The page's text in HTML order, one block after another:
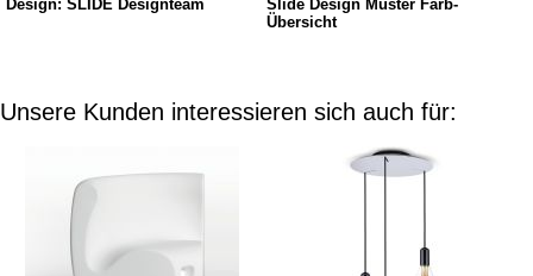
Design: SLIDE Designteam
Slide Design Muster Farb-
Übersicht
Unsere Kunden interessieren sich auch für: